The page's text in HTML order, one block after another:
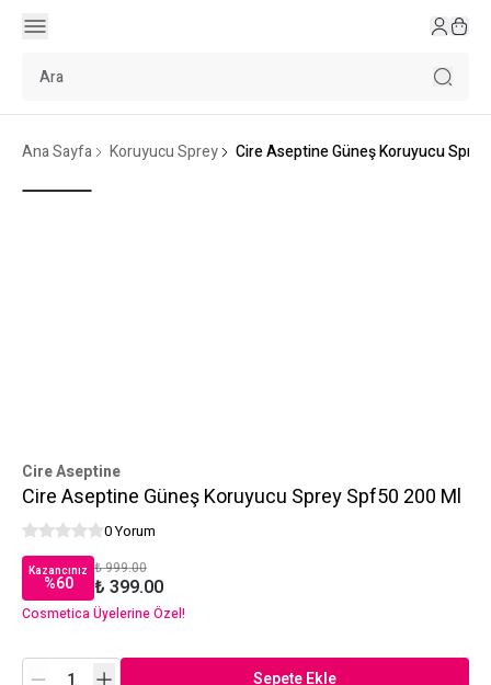
Ana Sayfa Koruyucu Sprey Cire Aseptine Güneş Koruyucu
Cire Aseptine
Cire Aseptine Güneş Koruyucu Sprey Spf50 200 Ml
0 Yorum
Kazancınız
%60
₺ 999.00
₺ 399.00
Cosmetica Üyelerine Özel!
Sepete Ekle